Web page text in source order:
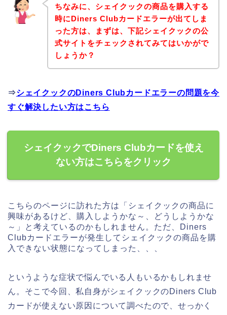
ちなみに、シェイクックの商品を購入する
時にDiners Clubカードエラーが出てしま
った方は、まずは、下記シェイクックの公
式サイトをチェックされてみてはいかがで
しょうか？
⇒シェイクックのDiners Clubカードエラーの問題を今
すぐ解決したい方はこちら
シェイクックでDiners Clubカードを使え
ない方はこちらをクリック
こちらのページに訪れた方は「シェイクックの商品に
興味があるけど、購入しようかな～、どうしようかな
～」と考えているのかもしれません。ただ、Diners
Clubカードエラーが発生してシェイクックの商品を購
入できない状態になってしまった、、、
というような症状で悩んでいる人もいるかもしれませ
ん。そこで今回、私自身がシェイクックのDiners Club
カードが使えない原因について調べたので、せっかく